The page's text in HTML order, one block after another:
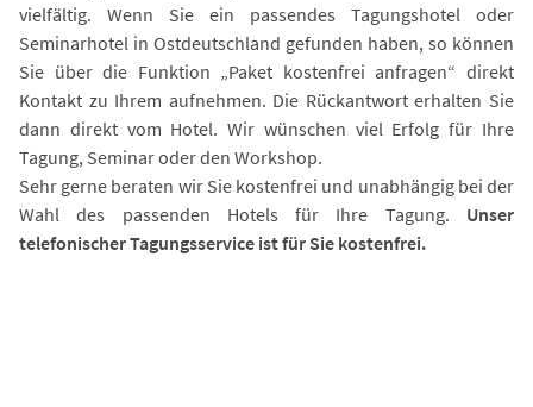
vielfältig. Wenn Sie ein passendes Tagungshotel oder
Seminarhotel in Ostdeutschland gefunden haben, so können
Sie über die Funktion „Paket kostenfrei anfragen“ direkt
Kontakt zu Ihrem aufnehmen. Die Rückantwort erhalten Sie
dann direkt vom Hotel. Wir wünschen viel Erfolg für Ihre
Tagung, Seminar oder den Workshop.
Sehr gerne beraten wir Sie kostenfrei und unabhängig bei der
Wahl des passenden Hotels für Ihre Tagung. Unser
telefonischer Tagungsservice ist für Sie kostenfrei.